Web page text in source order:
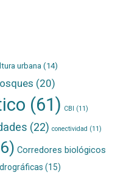
urbana(14)
(20)
(61) CBI (11)
(22) conectividad (11)
Corredores biológicos
(15)